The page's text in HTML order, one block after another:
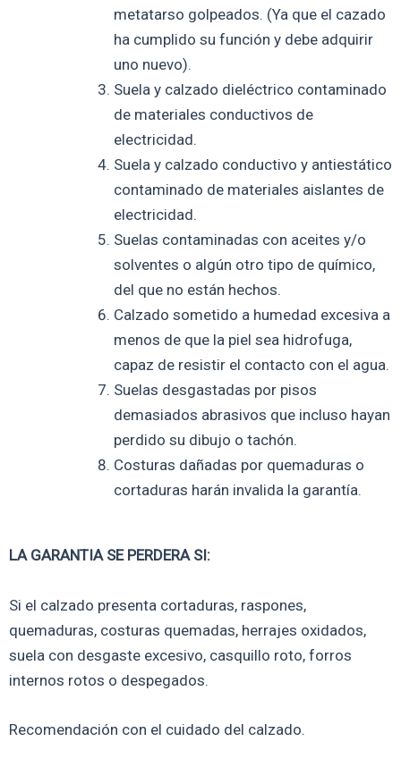
metatarso golpeados. (Ya que el cazado
ha cumplido su función y debe adquirir
uno nuevo).
Suela y calzado dieléctrico contaminado
de materiales conductivos de
electricidad.
Suela y calzado conductivo y antiestático
contaminado de materiales aislantes de
electricidad.
Suelas contaminadas con aceites y/o
solventes o algún otro tipo de químico,
del que no están hechos.
Calzado sometido a humedad excesiva a
menos de que la piel sea hidrofuga,
capaz de resistir el contacto con el agua.
Suelas desgastadas por pisos
demasiados abrasivos que incluso hayan
perdido su dibujo o tachón.
Costuras dañadas por quemaduras o
cortaduras harán invalida la garantía.
LA GARANTIA SE PERDERA SI:
Si el calzado presenta cortaduras, raspones,
quemaduras, costuras quemadas, herrajes oxidados,
suela con desgaste excesivo, casquillo roto, forros
internos rotos o despegados.
Recomendación con el cuidado del calzado.